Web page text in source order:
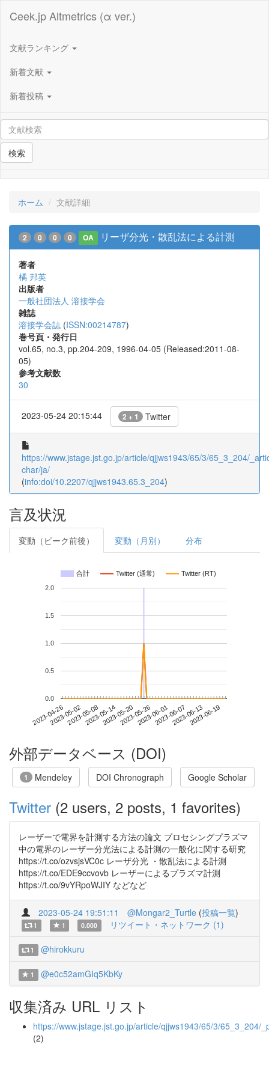
Ceek.jp Altmetrics (α ver.)
文献ランキング
新着文献
新着投稿
検索
ホーム 文献詳細
2 0 0 0 OA リーザ分光・散乱法による計測
著者
橘 邦英
出版者
一般社団法人 溶接学会
雑誌
溶接学会誌 (ISSN:00214787)
巻号頁・発行日
vol.65, no.3, pp.204-209, 1996-04-05 (Released:2011-08-
05)
参考文献数
30
2023-05-24 20:15:44 2 + 1 Twitter
https://www.jstage.jst.go.jp/article/qjjws1943/65/3/65_3_204/
char/ja/
(info:doi/10.2207/qjjws1943.65.3_204)
言及状況
変動（ピーク前後） 変動（月別） 分布
合計 Twitter (通常) Twitter (RT)
2023-04-262023-05-022023-05-082023-05-142023-05-202023-05-262023-06-012023-06-072023-06-132023-06-19
0.0
0.5
1.0
1.5
2.0
外部データベース (DOI)
1 Mendeley DOI Chronograph Google Scholar
Twitter (2 users, 2 posts, 1 favorites)
レーザーで電界を計測する方法の論文 プロセシングプラズマ
中の電界のレーザー分光法による計測の一般化に関する研究
https://t.co/ozvsjsVC0c レーザ分光 ・散乱法による計測
https://t.co/EDE9ccvovb レーザーによるプラズマ計測
https://t.co/9vYRpoWJIY などなど
2023-05-24 19:51:11 @Mongar2_Turtle (投稿一覧)
1 1 0.000 リツイート・ネットワーク (1)
1 @hirokkuru
1 @e0c52amGIq5KbKy
収集済み URL リスト
https://www.jstage.jst.go.jp/article/qjjws1943/65/3/65_3_204/
(2)